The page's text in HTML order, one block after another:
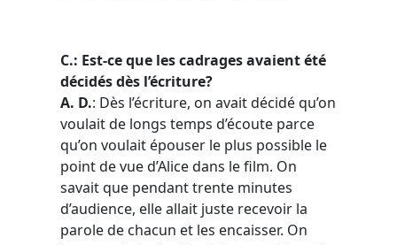
C.: Est-ce que les cadrages avaient été
décidés dès l’écriture?
A. D.: Dès l’écriture, on avait décidé qu’on
voulait de longs temps d’écoute parce
qu’on voulait épouser le plus possible le
point de vue d’Alice dans le film. On
savait que pendant trente minutes
d’audience, elle allait juste recevoir la
parole de chacun et les encaisser. On